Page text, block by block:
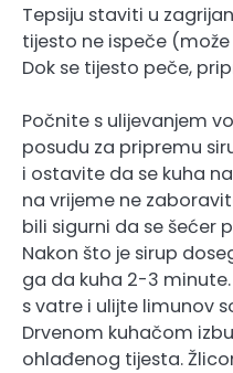
Tepsiju staviti u
tijesto ne ispeče
Dok se tijesto peče,
Počnite s ulijevanjem
posudu za pripremu
i ostavite da se kuha
na vrijeme ne
bili sigurni da se šećer
Nakon što je sirup
ga da kuha 2-3
s vatre i ulijte limunov
Drvenom kuhačom
ohlađenog tijesta.